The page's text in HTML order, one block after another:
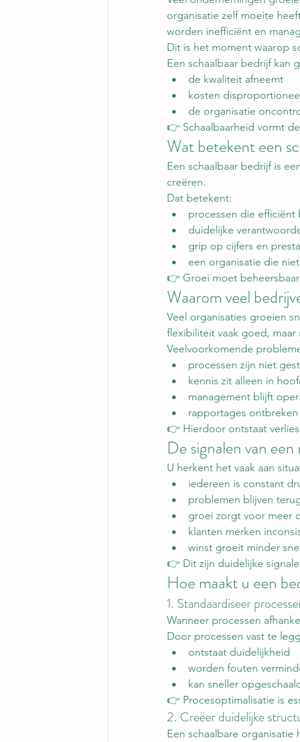
organisatie zelf moeite
worden inefficiënt en
Dit is het moment waarop
Een schaalbaar bedrijf kan
de kwaliteit afneemt
kosten
de organisatie
👉 Schaalbaarheid vormt
Wat betekent een
Een schaalbaar bedrijf is
creëren.
Dat betekent:
processen die efficiënt
duidelijke
grip op cijfers en
een organisatie die
👉 Groei moet
Waarom veel
Veel organisaties groeien
flexibiliteit vaak goed,
Veelvoorkomende
processen zijn niet
kennis zit alleen in
management blijft
rapportages
👉 Hierdoor ontstaat
De signalen van
U herkent het vaak aan
iedereen is constant
problemen blijven
groei zorgt voor meer
klanten merken
winst groeit minder
👉 Dit zijn duidelijke
Hoe maakt u een
1. Standaardiseer
Wanneer processen
Door processen vast te
ontstaat duidelijkheid
worden fouten
kan sneller
👉 Procesoptimalisatie is
2. Creëer duidelijke
Een schaalbare organisatie